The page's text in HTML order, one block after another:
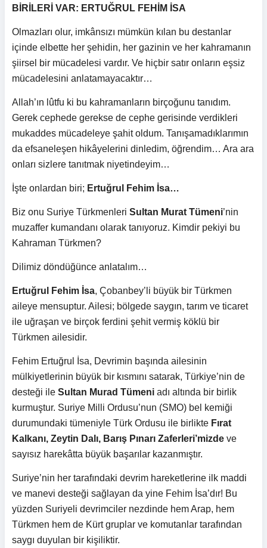
BİRİLERİ VAR: ERTUĞRUL FEHİM İSA
Olmazları olur, imkânsızı mümkün kılan bu destanlar
içinde elbette her şehidin, her gazinin ve her kahramanın
şiirsel bir mücadelesi vardır. Ve hiçbir satır onların eşsiz
mücadelesini anlatamayacaktır…
Allah’ın lûtfu ki bu kahramanların birçoğunu tanıdım.
Gerek cephede gerekse de cephe gerisinde verdikleri
mukaddes mücadeleye şahit oldum. Tanışamadıklarımın
da efsaneleşen hikâyelerini dinledim, öğrendim… Ara ara
onları sizlere tanıtmak niyetindeyim…
İşte onlardan biri; Ertuğrul Fehim İsa…
Biz onu Suriye Türkmenleri Sultan Murat Tümeni’nin
muzaffer kumandanı olarak tanıyoruz. Kimdir pekiyi bu
Kahraman Türkmen?
Dilimiz döndüğünce anlatalım…
Ertuğrul Fehim İsa, Çobanbey’li büyük bir Türkmen
aileye mensuptur. Ailesi; bölgede saygın, tarım ve ticaret
ile uğraşan ve birçok ferdini şehit vermiş köklü bir
Türkmen ailesidir.
Fehim Ertuğrul İsa, Devrimin başında ailesinin
mülkiyetlerinin büyük bir kısmını satarak, Türkiye’nin de
desteği ile Sultan Murad Tümeni adı altında bir birlik
kurmuştur. Suriye Milli Ordusu’nun (SMO) bel kemiği
durumundaki tümeniyle Türk Ordusu ile birlikte Fırat
Kalkanı, Zeytin Dalı, Barış Pınarı Zaferleri’mizde ve
sayısız harekâtta büyük başarılar kazanmıştır.
Suriye’nin her tarafındaki devrim hareketlerine ilk maddi
ve manevi desteği sağlayan da yine Fehim İsa’dır! Bu
yüzden Suriyeli devrimciler nezdinde hem Arap, hem
Türkmen hem de Kürt gruplar ve komutanlar tarafından
saygı duyulan bir kişiliktir.